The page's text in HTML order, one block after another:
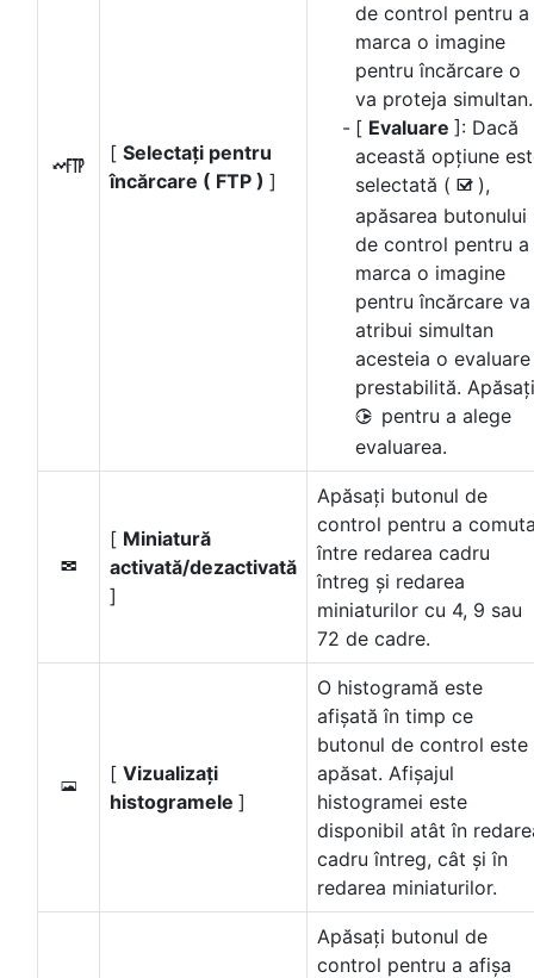
de control pentru a
marca o imagine
pentru încărcare o
va proteja simultan.
[ Evaluare ]: Dacă
această opțiune
selectată ( M ),
apăsarea butonului
de control pentru a
marca o imagine
pentru încărcare va
atribui simultan
acesteia o evaluare
prestabilită. Apăsați
2 pentru a alege
evaluarea.
N
[ Selectați pentru
încărcare ( FTP ) ]
n
[ Miniatură
activată/dezactivată
]
Apăsați butonul de
control pentru a
între redarea cadru
întreg și redarea
miniaturilor cu 4, 9 sau
72 de cadre.
o
[ Vizualizați
histogramele ]
O histogramă este
afișată în timp ce
butonul de control este
apăsat. Afișajul
histogramei este
disponibil atât în
cadru întreg, cât și în
redarea miniaturilor.
Apăsați butonul de
control pentru a afișa